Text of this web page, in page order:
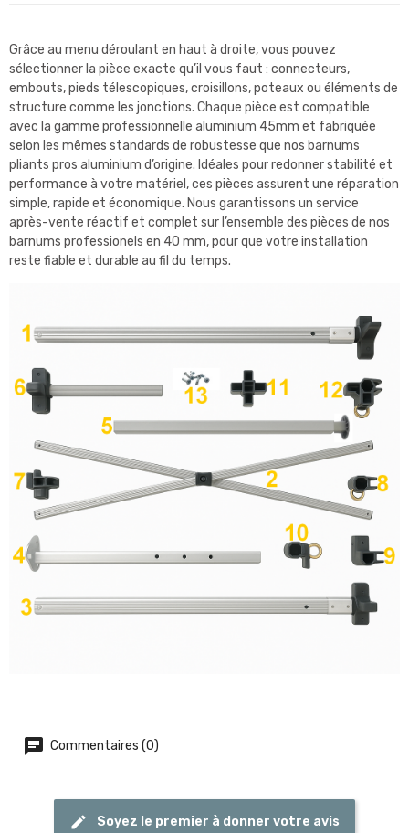
Grâce au menu déroulant en haut à droite, vous pouvez
sélectionner la pièce exacte qu’il vous faut : connecteurs,
embouts, pieds télescopiques, croisillons, poteaux ou éléments de
structure comme les jonctions. Chaque pièce est compatible
avec la gamme professionnelle aluminium 45mm et fabriquée
selon les mêmes standards de robustesse que nos barnums
pliants pros aluminium d’origine. Idéales pour redonner stabilité et
performance à votre matériel, ces pièces assurent une réparation
simple, rapide et économique. Nous garantissons un service
après-vente réactif et complet sur l’ensemble des pièces de nos
barnums professionels en 40 mm, pour que votre installation
reste fiable et durable au fil du temps.
Commentaires (0)
Soyez le premier à donner votre avis